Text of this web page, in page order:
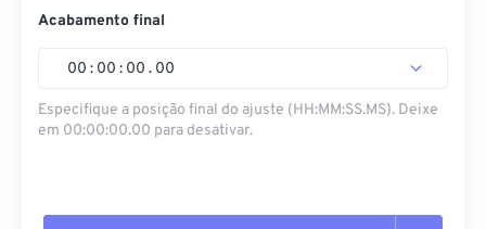
Acabamento final
00 : 00 : 00 . 00
Especifique a posição final do ajuste (HH:MM:SS.MS). Deixe
em 00:00:00.00 para desativar.